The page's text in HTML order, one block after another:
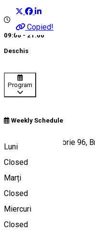
Copied!
09:00 - 21:00
Deschis
Program
Weekly Schedule
Luni
Closed
Marți
Closed
Miercuri
Closed
Strada 13 Decembrie 96,
Hartă